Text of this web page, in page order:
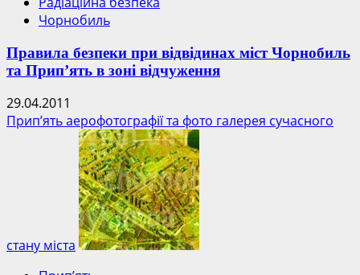
Чорнобиль
Правила безпеки при відвідинах міст Чорнобиль
та Прип’ять в зоні відчуження
29.04.2011
Прип’ять аерофотографії та фото галерея сучасного
стану міста